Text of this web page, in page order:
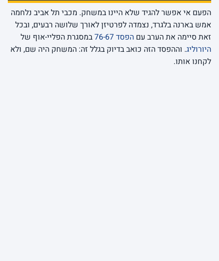
הפעם אי אפשר להגיד שלא היינו במשחק. מכבי תל אביב נלחמה
אמש בארנה בלגרד, נצמדה לפרטיזן לאורך שלושה רבעים, ובכל
זאת סיימה את הערב עם הפסד 76-67
במסגרת הפליי-אוף של
היורוליג. וההפסד הזה כואב בדיוק בגלל זה: המשחק היה שם, ולא
לקחנו אותו.